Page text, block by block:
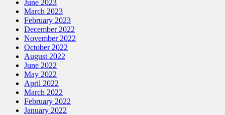
June 2023
March 2023
February 2023
December 2022
November 2022
October 2022
August 2022
June 2022
May 2022
April 2022
March 2022
February 2022
January 2022